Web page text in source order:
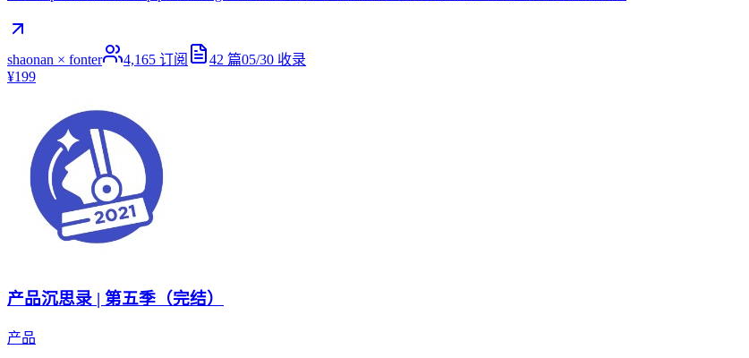
shaonan × fonter 4,165 订阅 42 篇05/30 收录
¥199
产品沉思录 | 第五季（完结）
产品